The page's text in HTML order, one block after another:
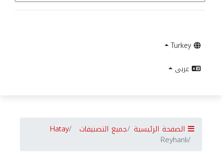
Turkey
عربى
الصفحة الرئيسية جميع التصنيفات Hatay
Reyhanlı